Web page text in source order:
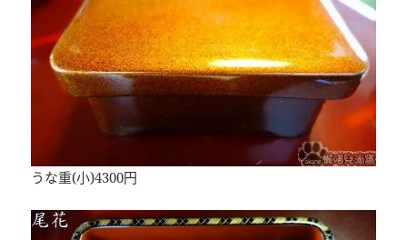
うな重(小)4300円